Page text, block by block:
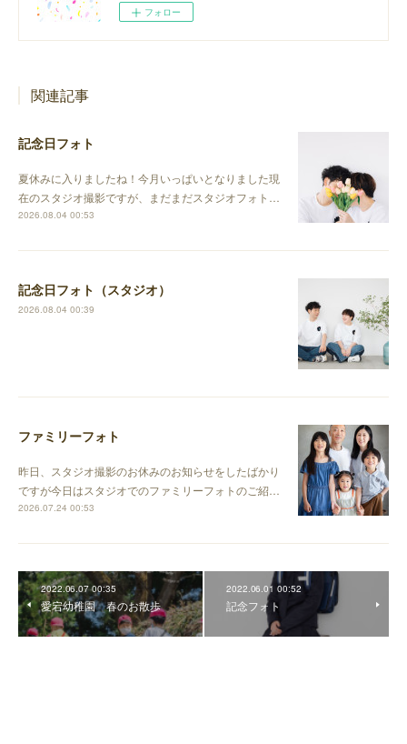
フォロー
関連記事
記念日フォト
夏休みに入りましたね！今月いっぱいとなりました現
在のスタジオ撮影ですが、まだまだスタジオフォト…
2026.08.04 00:53
記念日フォト（スタジオ）
2026.08.04 00:39
ファミリーフォト
昨日、スタジオ撮影のお休みのお知らせをしたばかり
ですが今日はスタジオでのファミリーフォトのご紹…
2026.07.24 00:53
2022.06.07 00:35
愛宕幼稚園 春のお散歩
2022.06.01 00:52
記念フォト